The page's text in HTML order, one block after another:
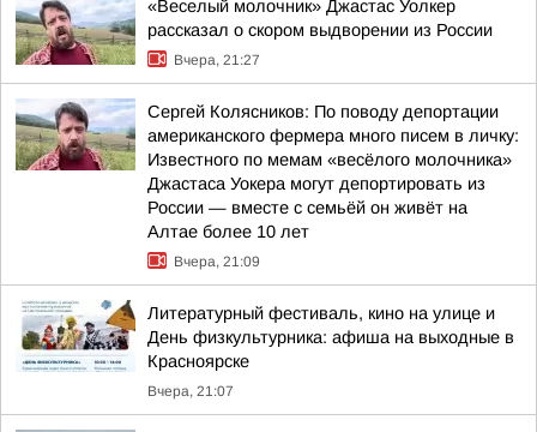
«Веселый молочник» Джастас Уолкер
рассказал о скором выдворении из России
Вчера, 21:27
Сергей Колясников: По поводу депортации
американского фермера много писем в личку:
Известного по мемам «весёлого молочника»
Джастаса Уокера могут депортировать из
России — вместе с семьёй он живёт на
Алтае более 10 лет
Вчера, 21:09
Литературный фестиваль, кино на улице и
День физкультурника: афиша на выходные в
Красноярске
Вчера, 21:07